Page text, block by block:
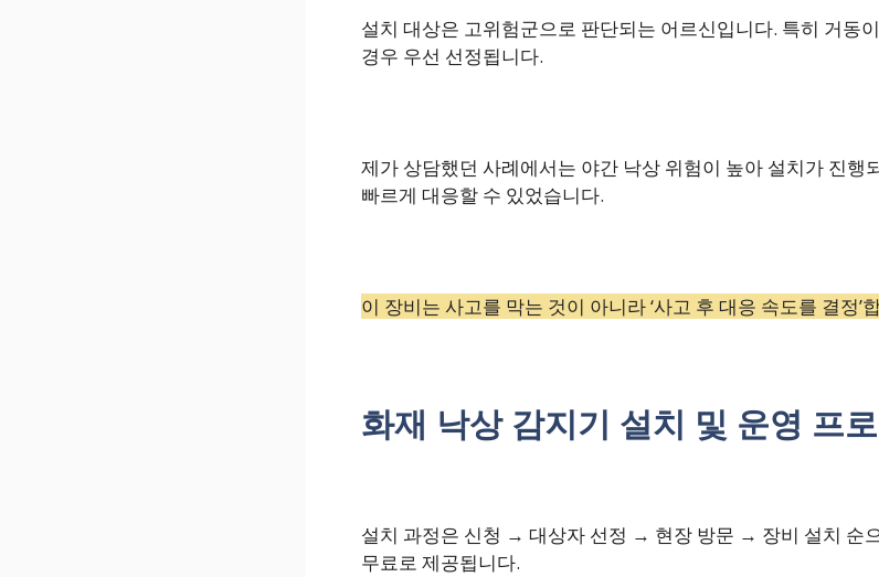
설치 대상은 고위험군으로 판단되는 어르신입니다. 특히 거동
경우 우선 선정됩니다.
제가 상담했던 사례에서는 야간 낙상 위험이 높아 설치가 진행
빠르게 대응할 수 있었습니다.
이 장비는 사고를 막는 것이 아니라 ‘사고 후 대응 속도를 결정’
화재 낙상 감지기 설치 및 운영 프
설치 과정은 신청 → 대상자 선정 → 현장 방문 → 장비 설치 순
무료로 제공됩니다.